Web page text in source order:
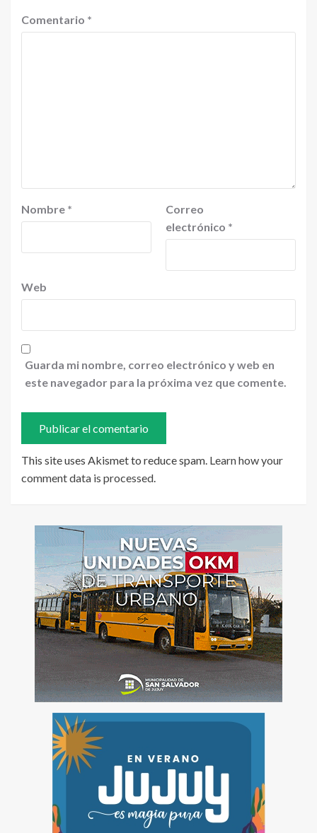
Comentario *
Nombre *
Correo
electrónico *
Web
Guarda mi nombre, correo electrónico y web en
este navegador para la próxima vez que comente.
This site uses Akismet to reduce spam. Learn how your
comment data is processed.